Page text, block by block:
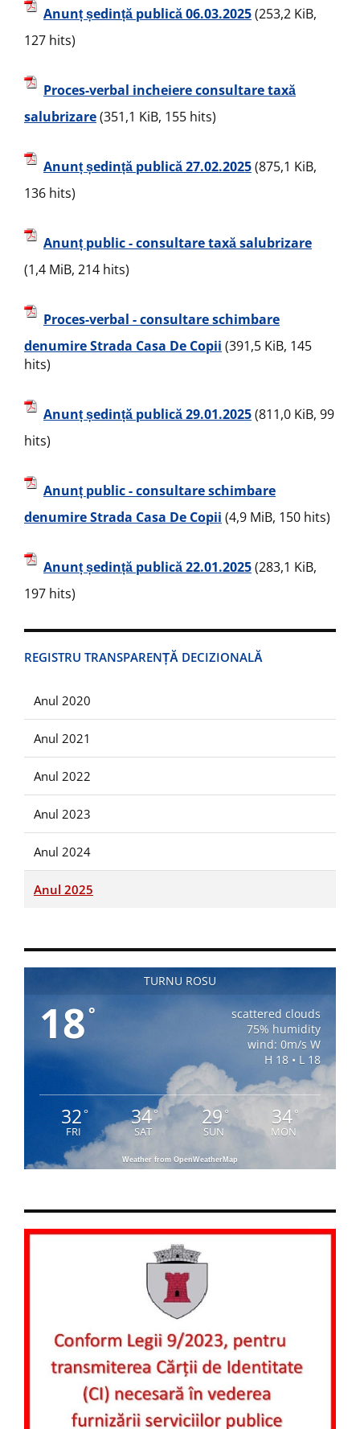
Anunț ședință publică 06.03.2025(253,2 KiB,
127 hits)
Proces-verbal incheiere consultare taxă
salubrizare(351,1 KiB, 155 hits)
Anunț ședință publică 27.02.2025(875,1 KiB,
136 hits)
Anunț public - consultare taxă salubrizare
(1,4 MiB, 214 hits)
Proces-verbal - consultare schimbare
denumire Strada Casa De Copii (391,5 KiB, 145
hits)
Anunț ședință publică 29.01.2025(811,0 KiB, 99
hits)
Anunț public - consultare schimbare
denumire Strada Casa De Copii (4,9 MiB, 150 hits)
Anunț ședință publică 22.01.2025(283,1 KiB,
197 hits)
REGISTRU TRANSPARENȚĂ DECIZIONALĂ
Anul 2020
Anul 2021
Anul 2022
Anul 2023
Anul 2024
Anul 2025
TURNU ROSU
18°
scattered clouds
75% humidity
wind: 0m/s W
H 18 • L 18
32°
FRI
34°
SAT
29 °
SUN
34°
MON
Weather from OpenWeatherMap